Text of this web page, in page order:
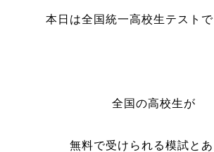
本日は全国統一高校生テストで
全国の高校生が
無料で受けられる模試とあ